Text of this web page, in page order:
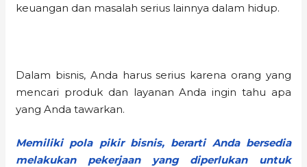
keuangan dan masalah serius lainnya dalam hidup.
Dalam bisnis, Anda harus serius karena orang yang
mencari produk dan layanan Anda ingin tahu apa
yang Anda tawarkan.
Memiliki pola pikir bisnis, berarti Anda bersedia
melakukan pekerjaan yang diperlukan untuk